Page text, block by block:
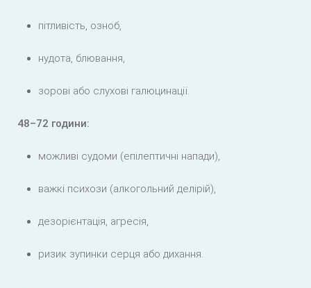
пітливість, озноб,
нудота, блювання,
зорові або слухові галюцинації.
48–72 години:
можливі судоми (епілептичні напади),
важкі психози (алкогольний делірій),
дезорієнтація, агресія,
ризик зупинки серця або дихання.